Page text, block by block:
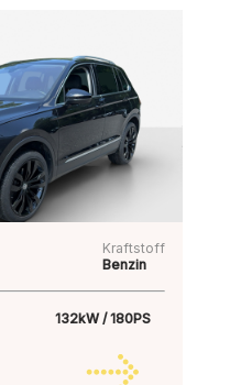
Kraftstoff
Benzin
132kW / 180PS